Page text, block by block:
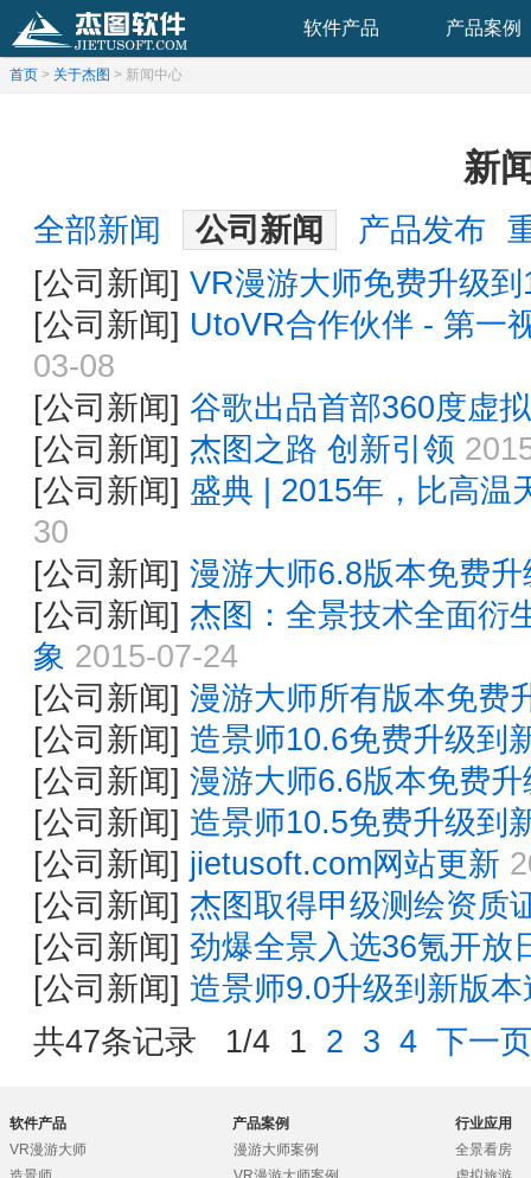
软件产品 产品案例
首页 > 关于杰图 > 新闻中心
新
全部新闻 公司新闻 产品发布
[公司新闻] VR漫游大师免费升级
[公司新闻] UtoVR合作伙伴 - 第一
03-08
[公司新闻] 谷歌出品首部360度虚
[公司新闻] 杰图之路 创新引领
[公司新闻] 盛典 | 2015年，比高温
30
[公司新闻] 漫游大师6.8版本免费
[公司新闻] 杰图：全景技术全面衍
象 2015-07-24
[公司新闻] 漫游大师所有版本免费
[公司新闻] 造景师10.6免费升级到
[公司新闻] 漫游大师6.6版本免费
[公司新闻] 造景师10.5免费升级到
[公司新闻] jietusoft.com网站更新
[公司新闻] 杰图取得甲级测绘资质
[公司新闻] 劲爆全景入选36氪开放
[公司新闻] 造景师9.0升级到新版
共47条记录 1/4 1 2 3 4 下一页
软件产品
VR漫游大师
产品案例
漫游大师案例
行业应用
全景看房